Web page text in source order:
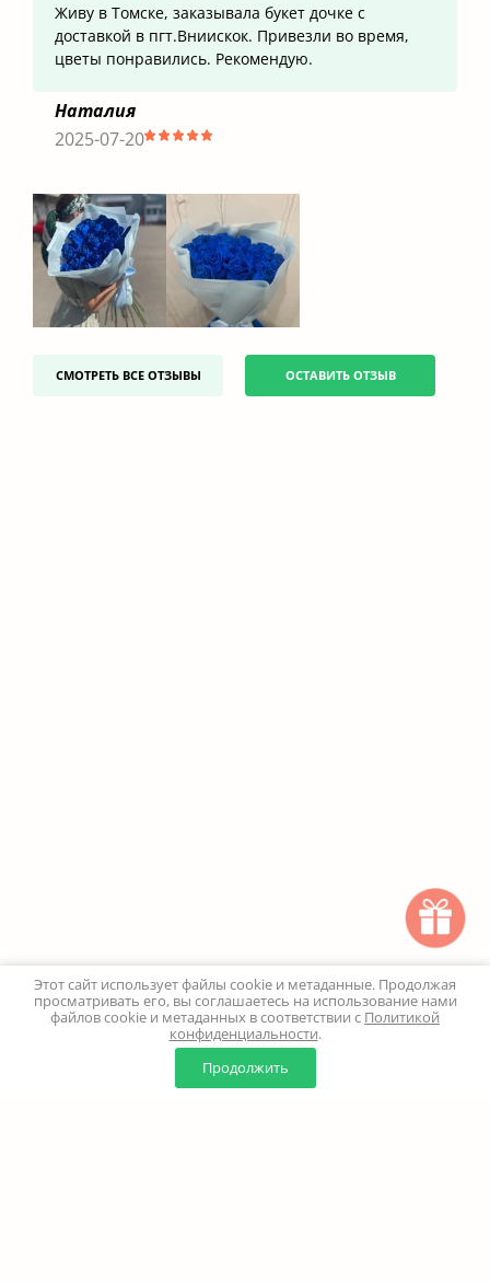
Живу в Томске, заказывала букет дочке с
доставкой в пгт.Вниискок. Привезли во время,
цветы понравились. Рекомендую.
Наталия
2025-07-20
СМОТРЕТЬ ВСЕ ОТЗЫВЫ ОСТАВИТЬ ОТЗЫВ
0
Корзина
Этот сайт использует файлы cookie и метаданные. Продолжая
просматривать его, вы соглашаетесь на использование нами
файлов cookie и метаданных в соответствии с Политикой
конфиденциальности.
Продолжить